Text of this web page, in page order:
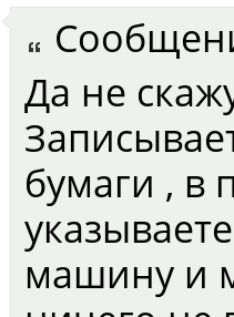
Да не
бумаги , в
машину и